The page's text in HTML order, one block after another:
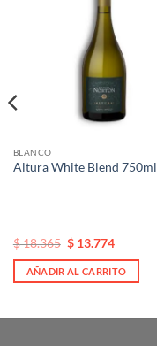
BLANCO
Altura White Blend 750ml
El
precio
original
era:
$18.365 El
actual
es:
$13.774
AÑADIR AL CARRITO